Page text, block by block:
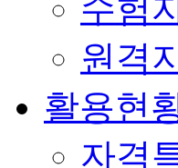
수험
원격
활용현
자격